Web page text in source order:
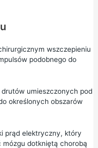
wszczepieniu
podobnego do
umieszczonych pod
określonych obszarów
prąd elektryczny, który
mózgu dotkniętą chorobą